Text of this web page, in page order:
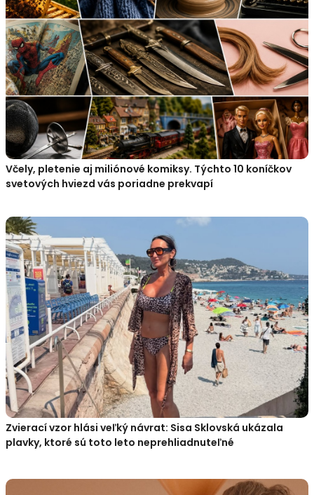
Včely, pletenie aj miliónové komiksy. Týchto 10 koníčkov
svetových hviezd vás poriadne prekvapí
Zvierací vzor hlási veľký návrat: Sisa Sklovská ukázala
plavky, ktoré sú toto leto neprehliadnuteľné